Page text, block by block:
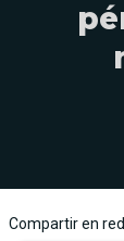
Compartir en